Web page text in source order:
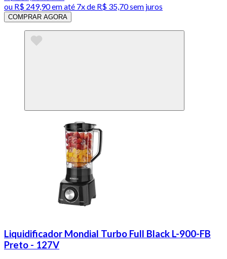
ou R$ 249,90em até 7x de R$ 35,70 sem juros
COMPRAR AGORA
Liquidificador Mondial Turbo Full Black L-900-FB
Preto - 127V